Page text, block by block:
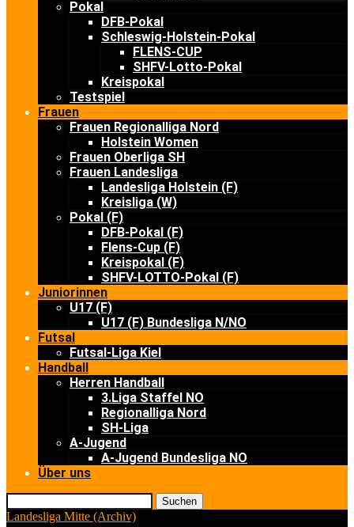
Pokal
DFB-Pokal
Schleswig-Holstein-Pokal
FLENS-CUP
SHFV-Lotto-Pokal
Kreispokal
Testspiel
Frauen
Frauen Regionalliga Nord
Holstein Women
Frauen Oberliga SH
Frauen Landesliga
Landesliga Holstein (F)
Kreisliga (W)
Pokal (F)
DFB-Pokal (F)
Flens-Cup (F)
Kreispokal (F)
SHFV-LOTTO-Pokal (F)
Juniorinnen
U17 (F)
U17 (F) Bundesliga N/NO
Futsal
Futsal-Liga Kiel
Handball
Herren Handball
3.Liga Staffel NO
Regionalliga Nord
SH-Liga
A-Jugend
A-Jugend Bundesliga NO
Über uns
Suchen
Landesliga Mitte (Archiv)